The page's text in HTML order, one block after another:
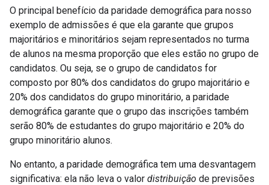
O principal benefício da paridade demográfica para nosso
exemplo de admissões é que ela garante que grupos
majoritários e minoritários sejam representados no turma
de alunos na mesma proporção que eles estão no grupo de
candidatos. Ou seja, se o grupo de candidatos for
composto por 80% dos candidatos do grupo majoritário e
20% dos candidatos do grupo minoritário, a paridade
demográfica garante que o grupo das inscrições também
serão 80% de estudantes do grupo majoritário e 20% do
grupo minoritário alunos.
No entanto, a paridade demográfica tem uma desvantagem
significativa: ela não leva o valor distribuição de previsões